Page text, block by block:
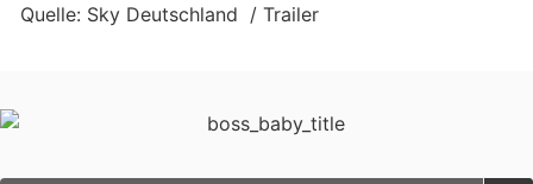
Quelle: Sky Deutschland / Trailer